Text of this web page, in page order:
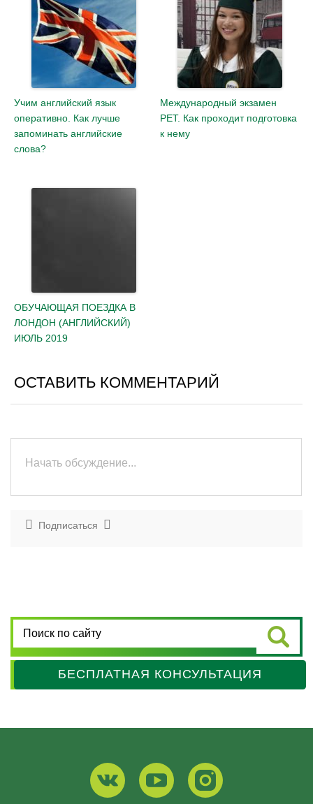
Учим английский язык
оперативно. Как лучше
запоминать английские
слова?
Международный экзамен
PET. Как проходит подготовка
к нему
ОБУЧАЮЩАЯ ПОЕЗДКА В
ЛОНДОН (АНГЛИЙСКИЙ)
ИЮЛЬ 2019
ОСТАВИТЬ КОММЕНТАРИЙ
Подписаться
БЕСПЛАТНАЯ КОНСУЛЬТАЦИЯ